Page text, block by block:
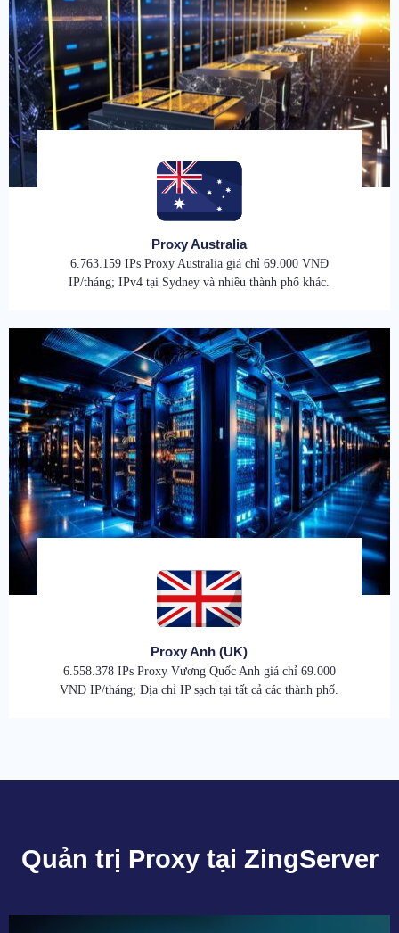
Proxy Australia
6.763.159 IPs Proxy Australia giá chỉ 69.000 VNĐ
IP/tháng; IPv4 tại Sydney và nhiều thành phố khác.
Proxy Anh (UK)
6.558.378 IPs Proxy Vương Quốc Anh giá chỉ 69.000
VNĐ IP/tháng; Địa chỉ IP sạch tại tất cả các thành phố.
Quản trị Proxy tại ZingServer